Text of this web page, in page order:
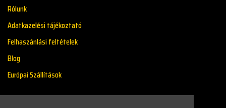
Rólunk
Adatkazelési tájékoztató
Felhaszánlási feltételek
Blog
Európai Szállítások